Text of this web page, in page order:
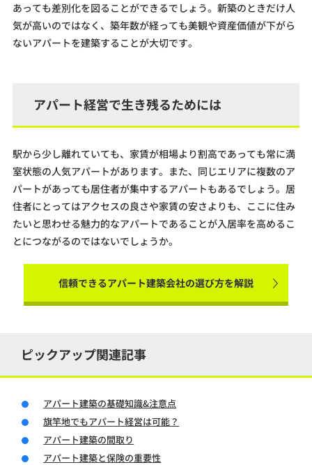
あっても差別化を図ることができるでしょう。新築のときだけ人
気が高いのではなく、築年数が経っても美観や資産価値が下がら
ないアパートを建築することが大切です。
アパート経営で生き残るためには
駅から少し離れていても、家賃が相場より割高であっても常に満
室状態の人気アパートがあります。また、同じエリアに複数のア
パートがあっても居住者が集中するアパートもあるでしょう。居
住者にとってはアクセスの良さや家賃の安さよりも、ここに住み
たいと思わせる魅力的なアパートであることが入居率を高めるこ
とにつながるのではないでしょうか。
信頼できるアパート建築会社の選び方を解説
ピックアップ関連記事
アパート建築の基礎知識&注意点
旗竿地でもアパート経営は可能？
アパート建築の間取り
アパート建築と保険の重要性